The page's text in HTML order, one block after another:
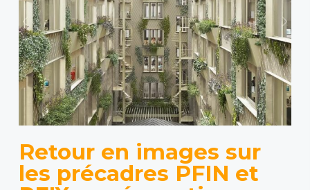
Retour en images sur
les précadres PFIN et